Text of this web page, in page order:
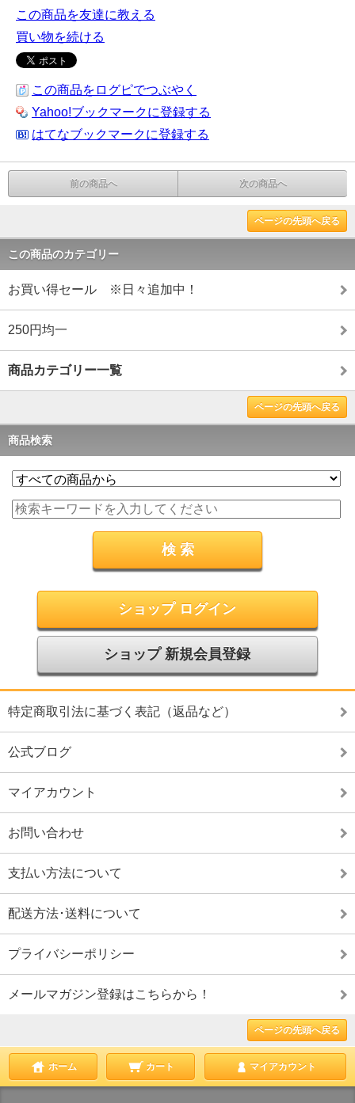
この商品を友達に教える
買い物を続ける
この商品をログピでつぶやく
Yahoo!ブックマークに登録する
はてなブックマークに登録する
前の商品へ 次の商品へ
ページの先頭へ戻る
この商品のカテゴリー
お買い得セール ※日々追加中！
250円均一
商品カテゴリー一覧
ページの先頭へ戻る
商品検索
ショップ ログイン
ショップ 新規会員登録
特定商取引法に基づく表記（返品など）
公式ブログ
マイアカウント
お問い合わせ
支払い方法について
配送方法･送料について
プライバシーポリシー
メールマガジン登録はこちらから！
ページの先頭へ戻る
ホーム カート マイアカウント